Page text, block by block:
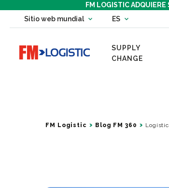
FM LOGISTIC ADQUIERE
Sitio web mundial Change country website
ES
Change language
Go to home page
SUPPLY
CHANGE
FM Logistic Blog FM 360